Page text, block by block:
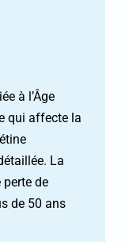
à l’Âge
qui affecte la
La
de
de 50 ans